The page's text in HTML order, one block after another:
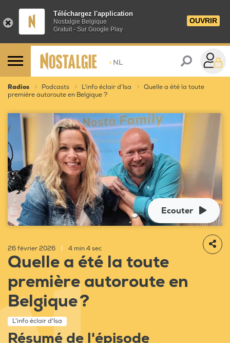
Téléchargez l'application
Nostalgie Belgique
Gratuit - Sur Google Play
OUVRIR
> NL
Radios Podcasts L'info éclair d'Isa
Quelle a été la toute
première autoroute en Belgique ?
Ecouter
26 février 2026 4 min 4 sec
Quelle a été la toute
première autoroute en
Belgique ?
L'info éclair d'Isa
Résumé de l'épisode